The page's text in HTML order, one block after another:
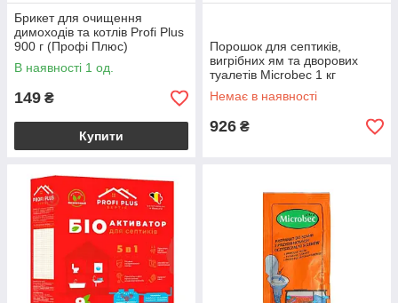
Брикет для очищення
димоходів та котлів Profi Plus
900 г (Профі Плюс)
В наявності 1 од.
149 ₴
Купити
Порошок для септиків,
вигрібних ям та дворових
туалетів Microbec 1 кг
Немає в наявності
926 ₴